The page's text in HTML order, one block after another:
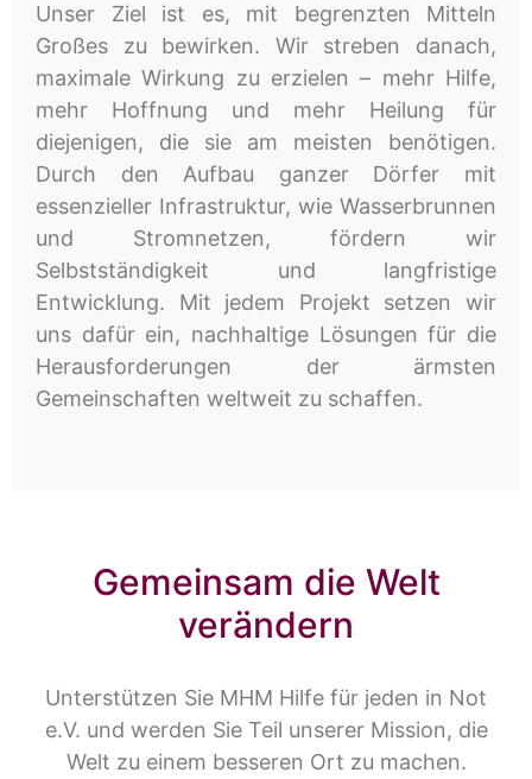
Unser Ziel ist es, mit begrenzten Mitteln
Großes zu bewirken. Wir streben danach,
maximale Wirkung zu erzielen – mehr Hilfe,
mehr Hoffnung und mehr Heilung für
diejenigen, die sie am meisten benötigen.
Durch den Aufbau ganzer Dörfer mit
essenzieller Infrastruktur, wie Wasserbrunnen
und Stromnetzen, fördern wir
Selbstständigkeit und langfristige
Entwicklung. Mit jedem Projekt setzen wir
uns dafür ein, nachhaltige Lösungen für die
Herausforderungen der ärmsten
Gemeinschaften weltweit zu schaffen.
Gemeinsam die Welt
verändern
Unterstützen Sie MHM Hilfe für jeden in Not
e.V. und werden Sie Teil unserer Mission, die
Welt zu einem besseren Ort zu machen.